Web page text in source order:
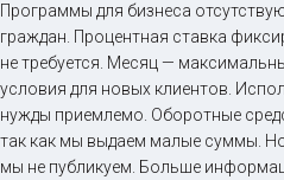
Программы для бизнеса
граждан. Процентная ставка
не требуется. Месяц —
условия для новых клиентов.
нужды приемлемо. Оборотные
так как мы выдаем малые суммы.
мы не публикуем. Больше